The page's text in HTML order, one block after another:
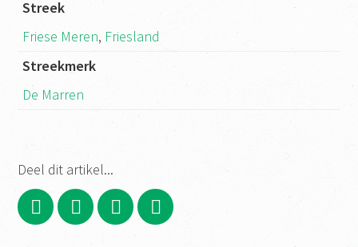
Streek
Friese Meren, Friesland
Streekmerk
De Marren
Deel dit artikel...